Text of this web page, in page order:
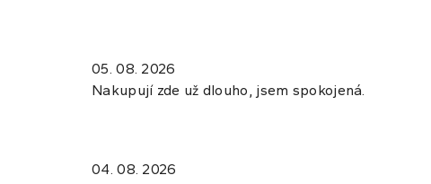
05. 08. 2026
Nakupují zde už dlouho, jsem spokojená.
04. 08. 2026